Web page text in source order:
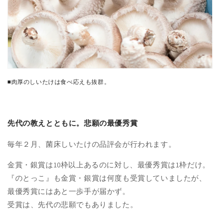
■肉厚のしいたけは食べ応えも抜群。
先代の教えとともに。悲願の最優秀賞
毎年２月、菌床しいたけの品評会が行われます。
金賞・銀賞は10枠以上あるのに対し、最優秀賞は1枠だけ。
『のとっこ』も金賞・銀賞は何度も受賞していましたが、
最優秀賞にはあと一歩手が届かず。
受賞は、先代の悲願でもありました。